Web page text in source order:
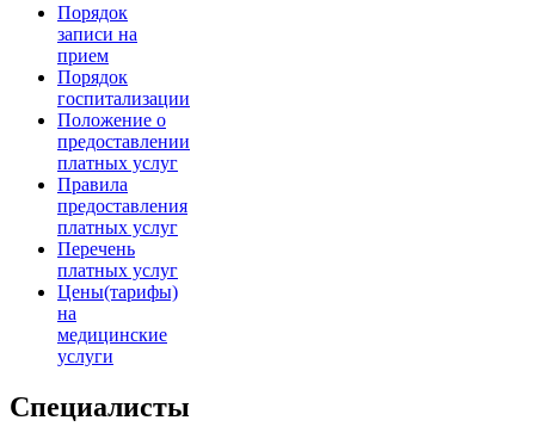
Порядок
записи на
прием
Порядок
госпитализации
Положение о
предоставлении
платных услуг
Правила
предоставления
платных услуг
Перечень
платных услуг
Цены(тарифы)
на
медицинские
услуги
Специалисты